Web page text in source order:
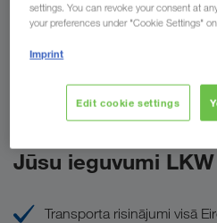
Valsts
Pieprasīt tūlīt
Jūsu ieguvumi LKW
Transporta risinājumi visā
settings. You can revoke your consent at
your preferences under "Cookie Settings"
Imprint
Edit cookie settings